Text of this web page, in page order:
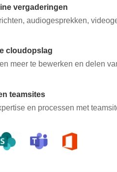
vergaderingen
audiogesprekken,
cloudopslag
meer te bewerken en delen
teamsites
en processen met